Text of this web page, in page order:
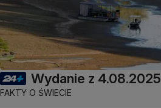
Wydanie z 4.08.2025
FAKTY O ŚWIECIE